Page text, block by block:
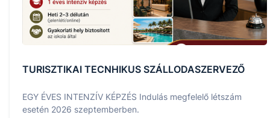
TURISZTIKAI TECNHIKUS SZÁLLODASZERVEZŐ
EGY ÉVES INTENZÍV KÉPZÉS Indulás megfelelő létszám
esetén 2026 szeptemberben.